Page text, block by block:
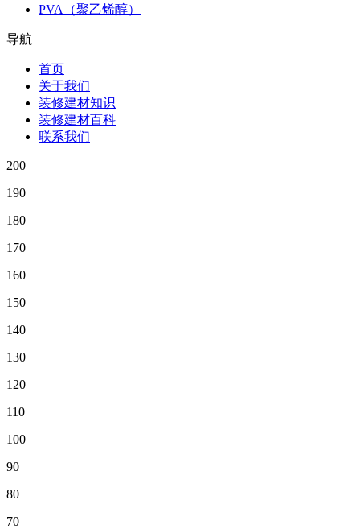
PVA（聚乙烯醇）
导航
首页
关于我们
装修建材知识
装修建材百科
联系我们
200
190
180
170
160
150
140
130
120
110
100
90
80
70